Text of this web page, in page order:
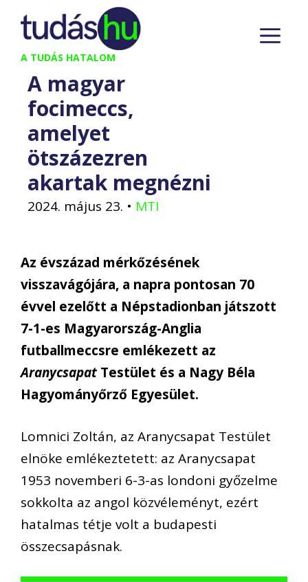
Kilépés
tartalomba
A TUDÁS HATALOM
A magyar
focimeccs,
amelyet
ötszázezren
akartak megnézni
2024. május 23. • MTI
Az évszázad mérkőzésének
visszavágójára, a napra pontosan 70
évvel ezelőtt a Népstadionban játszott
7-1-es Magyarország-Anglia
futballmeccsre emlékezett az
Aranycsapat Testület és a Nagy Béla
Hagyományőrző Egyesület.
Lomnici Zoltán, az Aranycsapat Testület
elnöke emlékeztetett: az Aranycsapat
1953 novemberi 6-3-as londoni győzelme
sokkolta az angol közvéleményt, ezért
hatalmas tétje volt a budapesti
összecsapásnak.